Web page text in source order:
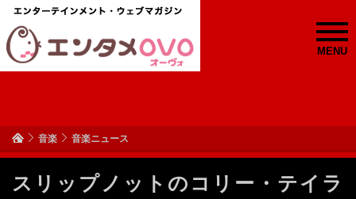
MENU
音楽 音楽ニュース
スリップノットのコリー・テイラ